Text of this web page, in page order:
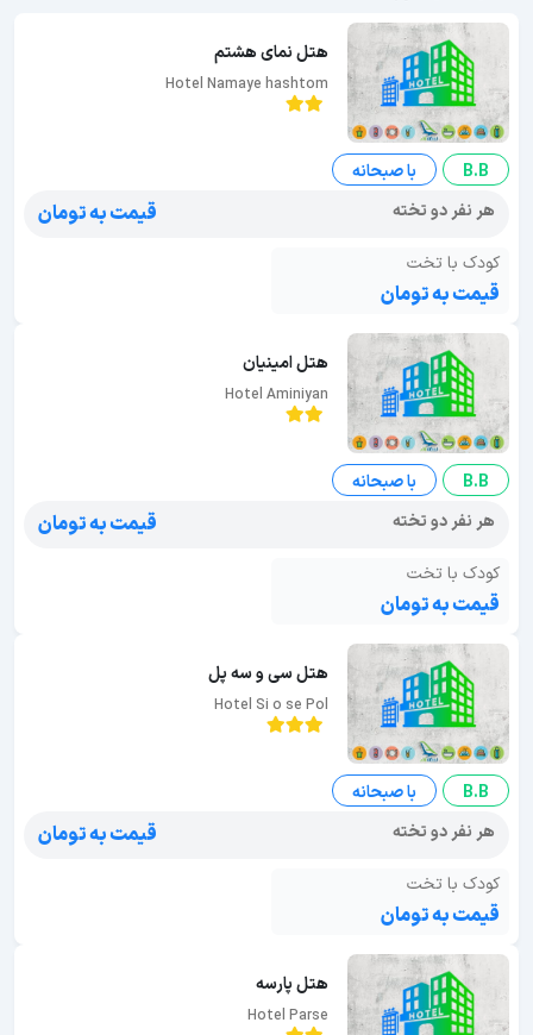
هتل نمای هشتم
Hotel Namaye hashtom
B.B
با صبحانه
هر نفر دو تخته
قیمت به تومان
کودک با تخت
قیمت به تومان
هتل امینیان
Hotel Aminiyan
B.B
با صبحانه
هر نفر دو تخته
قیمت به تومان
کودک با تخت
قیمت به تومان
هتل سی و سه پل
Hotel Si o se Pol
B.B
با صبحانه
هر نفر دو تخته
قیمت به تومان
کودک با تخت
قیمت به تومان
هتل پارسه
Hotel Parse